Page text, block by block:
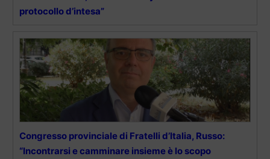
protocollo d’intesa”
Congresso provinciale di Fratelli d’Italia, Russo:
“Incontrarsi e camminare insieme è lo scopo